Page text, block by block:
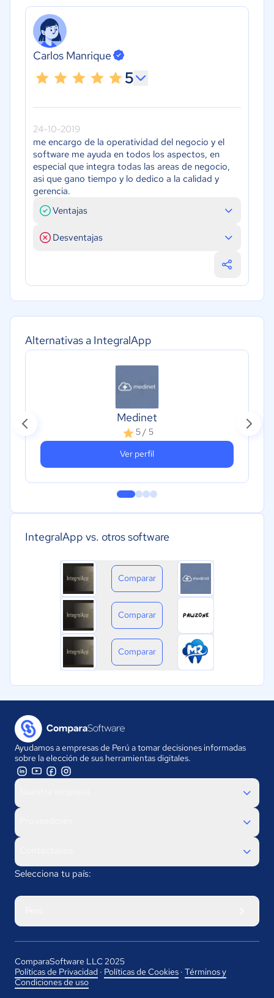
Alternativas a IntegralApp
Medinet
5 / 5
Ver perfil
IntegralApp vs. otros software
Comparar
Comparar
Comparar
Carlos Manrique
5
24-10-2019
me encargo de la operatividad del negocio y el
software me ayuda en todos los aspectos, en
especial que integra todas las areas de negocio,
asi que gano tiempo y lo dedico a la calidad y
gerencia.
Ventajas
Desventajas
Ayudamos a empresas de Perú a tomar decisiones informadas
sobre la elección de sus herramientas digitales.
Selecciona tu país:
ComparaSoftware LLC 2025
Políticas de Privacidad · Políticas de Cookies · Términos y
Condiciones de uso